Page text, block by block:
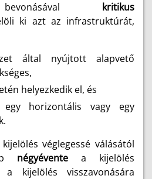
kritikus
ki azt az infrastruktúrát,
által nyújtott alapvető
helyezkedik el, és
egy horizontális vagy egy
véglegessé válásától
négyévente a kijelölés
kijelölés visszavonására